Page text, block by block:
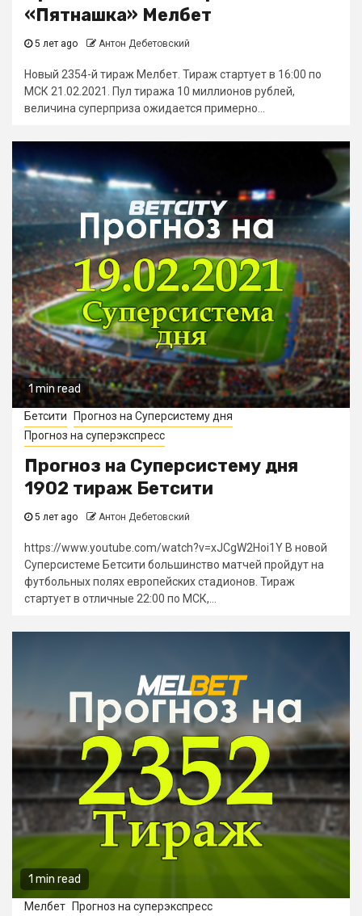
«Пятнашка» Мелбет
5 лет ago Антон Дебетовский
Новый 2354-й тираж Мелбет. Тираж стартует в 16:00 по
МСК 21.02.2021. Пул тиража 10 миллионов рублей,
величина суперприза ожидается примерно...
1 min read
Бетсити
Прогноз на Суперсистему дня
Прогноз на суперэкспресс
Прогноз на Суперсистему дня
1902 тираж Бетсити
5 лет ago Антон Дебетовский
https://www.youtube.com/watch?v=xJCgW2Hoi1Y В новой
Суперсистеме Бетсити большинство матчей пройдут на
футбольных полях европейских стадионов. Тираж
стартует в отличные 22:00 по МСК,...
1 min read
Мелбет
Прогноз на суперэкспресс